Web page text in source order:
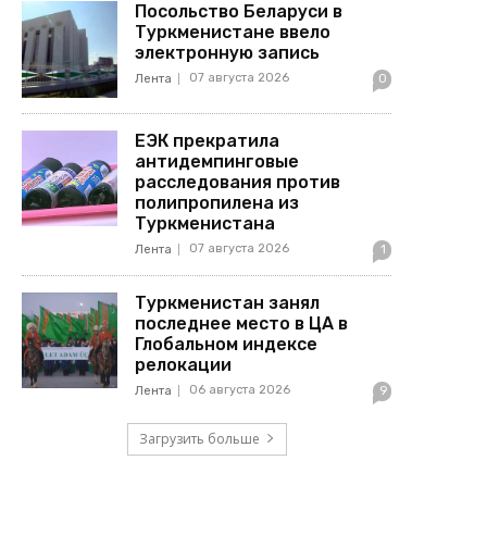
Посольство Беларуси в
Туркменистане ввело
электронную запись
Лента 07 августа 2026 0
ЕЭК прекратила
антидемпинговые
расследования против
полипропилена из
Туркменистана
Лента 07 августа 2026 1
Туркменистан занял
последнее место в ЦА в
Глобальном индексе
релокации
Лента 06 августа 2026 9
Загрузить больше